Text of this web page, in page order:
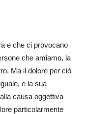
e che ci provocano
che amiamo, la
Ma il dolore per ciò
e la sua
causa oggettiva
particolarmente